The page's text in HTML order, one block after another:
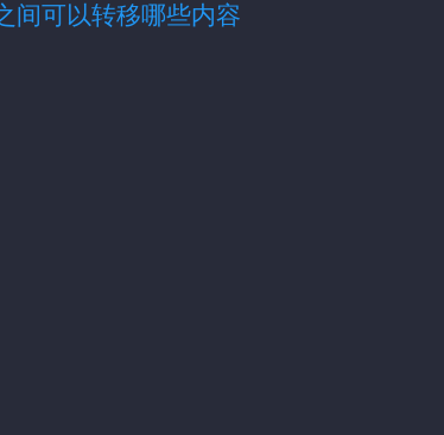
间可以转移哪些内容